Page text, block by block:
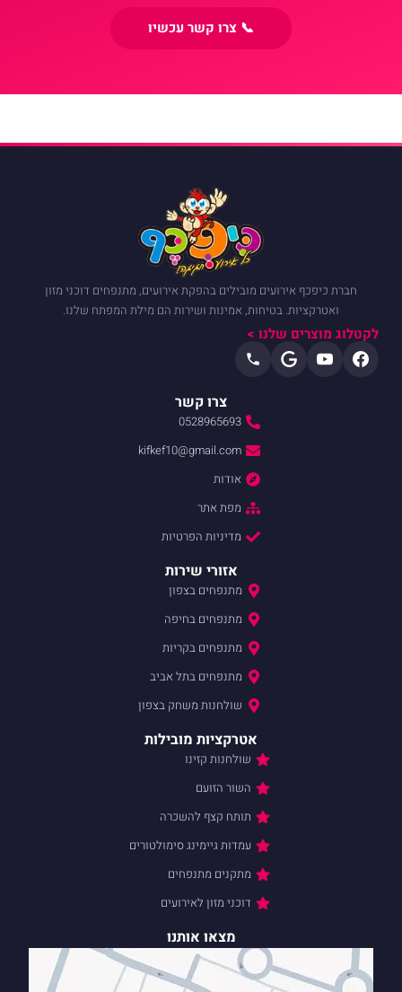
📞 צרו קשר עכשיו
חברת כיפכף אירועים מובילים בהפקת אירועים, מתנפחים דוכני מזון
ואטרקציות. בטיחות, אמינות ושירות הם מילת המפתח שלנו.
לקטלוג מוצרים שלנו >
צרו קשר
0528965693
kifkef10@gmail.com
אודות
מפת אתר
מדיניות הפרטיות
אזורי שירות
מתנפחים בצפון
מתנפחים בחיפה
מתנפחים בקריות
מתנפחים בתל אביב
שולחנות משחק בצפון
אטרקציות מובילות
שולחנות קזינו
השור הזועם
תותח קצף להשכרה
עמדות גיימינג סימולטורים
מתקנים מתנפחים
דוכני מזון לאירועים
מצאו אותנו